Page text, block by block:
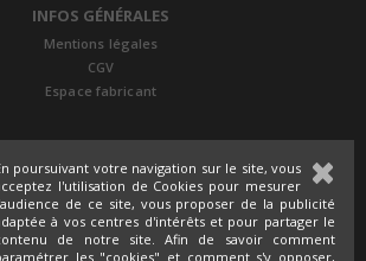
poursuivant votre navigation sur le site, vous
l'utilisation de Cookies pour mesurer
de ce site, vous proposer de la publicité
à vos centres d'intérêts et pour partager le
de notre site. Afin de savoir comment
les "cookies" et comment s'y opposer,
INFOS GÉNÉRALES
Mentions légales
CGV
Espace fabricant
SUIVEZ-NOUS